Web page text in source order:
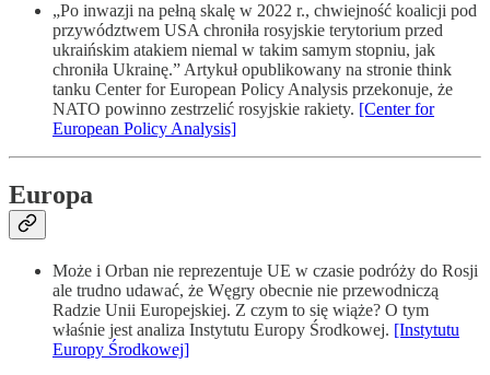
„Po inwazji na pełną skalę w 2022 r., chwiejność koalicji pod
przywództwem USA chroniła rosyjskie terytorium przed
ukraińskim atakiem niemal w takim samym stopniu, jak
chroniła Ukrainę.” Artykuł opublikowany na stronie think
tanku Center for European Policy Analysis przekonuje, że
NATO powinno zestrzelić rosyjskie rakiety. [Center for
European Policy Analysis]
Europa
Może i Orban nie reprezentuje UE w czasie podróży do Rosji
ale trudno udawać, że Węgry obecnie nie przewodniczą
Radzie Unii Europejskiej. Z czym to się wiąże? O tym
właśnie jest analiza Instytutu Europy Środkowej. [Instytutu
Europy Środkowej]